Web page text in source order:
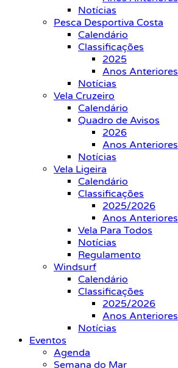
Notícias
Pesca Desportiva Costa
Calendário
Classificações
2025
Anos Anteriores
Notícias
Vela Cruzeiro
Calendário
Quadro de Avisos
2026
Anos Anteriores
Notícias
Vela Ligeira
Calendário
Classificações
2025/2026
Anos Anteriores
Vela Para Todos
Notícias
Regulamento
Windsurf
Calendário
Classificações
2025/2026
Anos Anteriores
Notícias
Eventos
Agenda
Semana do Mar